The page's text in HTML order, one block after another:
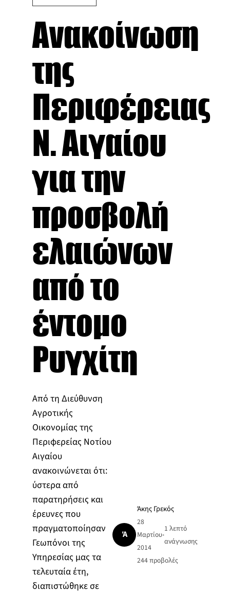
Ανακοίνωση
της
Περιφέρειας
Ν. Αιγαίου
για την
προσβολή
ελαιώνων
από το
έντομο
Ρυγχίτη
Από τη Διεύθυνση
Αγροτικής
Οικονομίας της
Περιφερείας Νοτίου
Αιγαίου
ανακοινώνεται ότι:
ύστερα από
παρατηρήσεις και
έρευνες που
πραγματοποίησαν
Γεωπόνοι της
Υπηρεσίας μας τα
τελευταία έτη,
διαπιστώθηκε σε
Ά
Άκης Γρεκός
28
Μαρτίου
2014
•
1 λεπτό
ανάγνωσης
244προβολές